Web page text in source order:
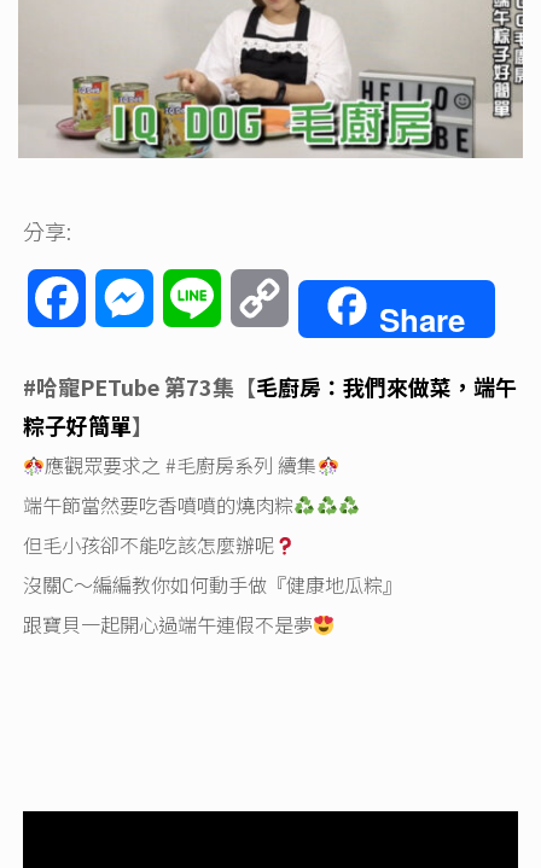
分享:
FacebookMessenger
Line
Copy
Share
#哈寵PETube第73集【毛廚房：我們來做菜，端午
粽子好簡單】
應觀眾要求之#毛廚房系列 續集
端午節當然要吃香噴噴的燒肉粽
但毛小孩卻不能吃該怎麼辦呢
沒關C～編編教你如何動手做『健康地瓜粽』
跟寶貝一起開心過端午連假不是夢